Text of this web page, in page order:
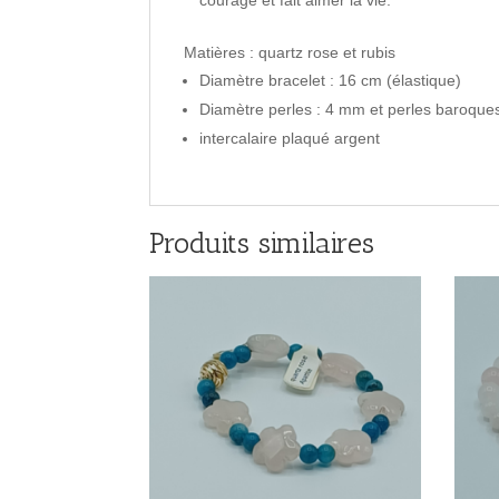
Matières : quartz rose et rubis
Diamètre bracelet : 16 cm (élastique)
Diamètre perles : 4 mm et perles
intercalaire plaqué argent
Produits similaires